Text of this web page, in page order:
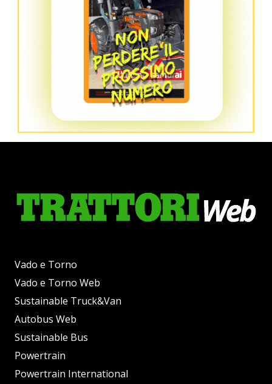
Vado e Torno
Vado e Torno Web
Sustainable Truck&Van
Autobus Web
Sustainable Bus
Powertrain
Powertrain International